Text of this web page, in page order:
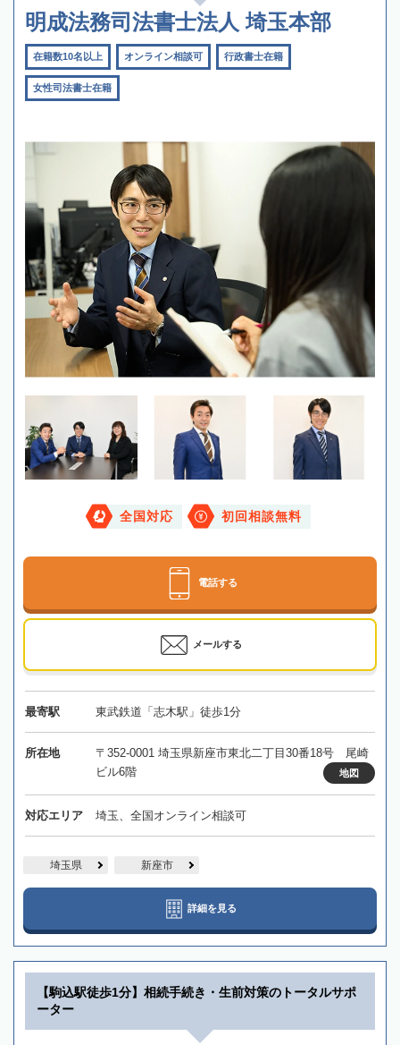
明成法務司法書士法人 埼玉本部
在籍数10名以上 オンライン相談可 行政書士在籍
女性司法書士在籍
全国対応 初回相談無料
電話する
メールする
最寄駅 東武鉄道「志木駅」徒歩1分
所在地
〒352-0001 埼玉県新座市東北二丁目30番18号 尾崎
ビル6階
地図
対応エリア 埼玉、全国オンライン相談可
埼玉県 新座市
詳細を見る
【駒込駅徒歩1分】相続手続き・生前対策のトータルサポ
ーター